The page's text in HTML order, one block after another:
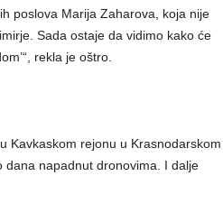
poslova Marija Zaharova, koja nije
Sada ostaje da vidimo kako će
rekla je oštro.
Kavkaskom rejonu u Krasnodarskom
dana napadnut dronovima. I dalje